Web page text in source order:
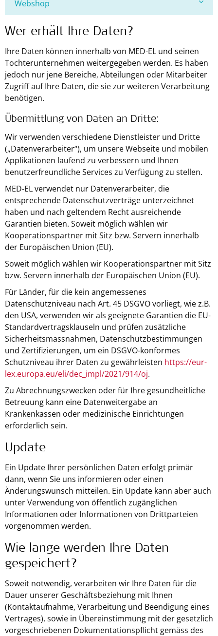
Webshop
Wer erhält Ihre Daten?
Ihre Daten können innerhalb von MED-EL und seinen
Tochterunternehmen weitergegeben werden. Es haben
jedoch nur jene Bereiche, Abteilungen oder Mitarbeiter
Zugriff auf Ihre Daten, die sie zur weiteren Verarbeitung
benötigen.
Übermittlung von Daten an Dritte:
Wir verwenden verschiedene Dienstleister und Dritte
(„Datenverarbeiter“), um unsere Webseite und mobilen
Applikationen laufend zu verbessern und Ihnen
benutzerfreundliche Services zu Verfügung zu stellen.
MED-EL verwendet nur Datenverarbeiter, die
entsprechende Datenschutzverträge unterzeichnet
haben und nach geltendem Recht ausreichende
Garantien bieten. Soweit möglich wählen wir
Kooperationspartner mit Sitz bzw. Servern innerhalb
der Europäischen Union (EU).
Soweit möglich wählen wir Kooperationspartner mit Sitz
bzw. Servern innerhalb der Europäischen Union (EU).
Für Länder, für die kein angemessenes
Datenschutzniveau nach Art. 45 DSGVO vorliegt, wie z.B.
den USA, verwenden wir als geeignete Garantien die EU-
Standardvertragsklauseln und prüfen zusätzliche
Sicherheitsmassnahmen, Datenschutzbestimmungen
und Zertifizierungen, um ein DSGVO-konformes
Schutzniveau ihrer Daten zu gewährleisten https://eur-
lex.europa.eu/eli/dec_impl/2021/914/oj.
Zu Abrechnungszwecken oder für Ihre gesundheitliche
Betreuung kann eine Datenweitergabe an
Krankenkassen oder medizinische Einrichtungen
erforderlich sein.
Update
Ein Update Ihrer persönlichen Daten erfolgt primär
dann, wenn Sie uns informieren oder einen
Änderungswunsch mitteilen. Ein Update kann aber auch
unter Verwendung von öffentlich zugänglichen
Informationen oder Informationen von Drittparteien
vorgenommen werden.
Wie lange werden Ihre Daten
gespeichert?
Soweit notwendig, verarbeiten wir Ihre Daten für die
Dauer unserer Geschäftsbeziehung mit Ihnen
(Kontaktaufnahme, Verarbeitung und Beendigung eines
Vertrages), sowie in Übereinstimmung mit der gesetzlich
vorgeschriebenen Dokumentationspflicht gemäss des